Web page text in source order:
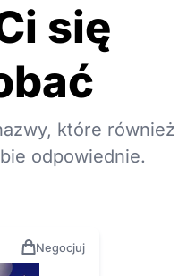
się
które również
odpowiednie.
Negocjuj